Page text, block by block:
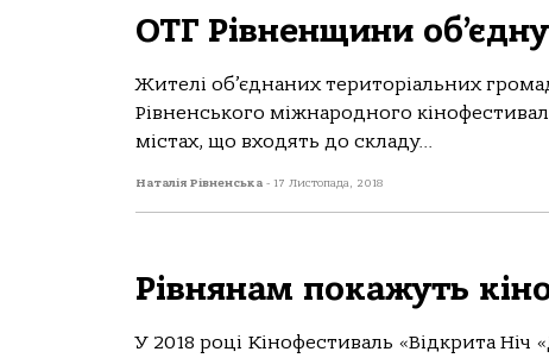
ОТГ Рівненщини
Жителі об’єднаних територіальних
Рівненського міжнародного
містах, що входять до складу...
Наталія Рівненська - 17 Листопада, 2018
Рівнянам покажуть
У 2018 році Кінофестиваль «Відкрита Ніч